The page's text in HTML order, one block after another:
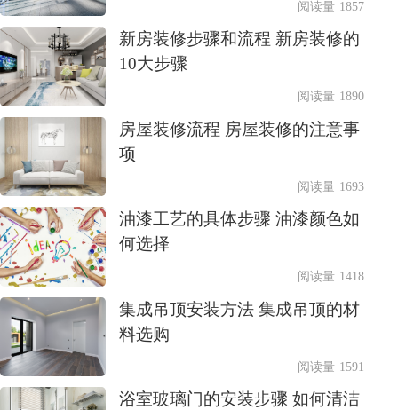
阅读量 1857
新房装修步骤和流程 新房装修的
10大步骤
阅读量 1890
房屋装修流程 房屋装修的注意事
项
阅读量 1693
油漆工艺的具体步骤 油漆颜色如
何选择
阅读量 1418
集成吊顶安装方法 集成吊顶的材
料选购
阅读量 1591
浴室玻璃门的安装步骤 如何清洁